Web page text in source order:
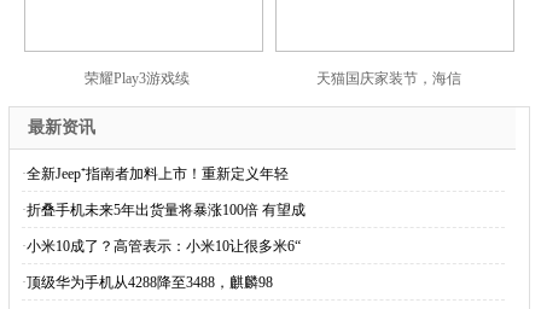
荣耀Play3游戏续 天猫国庆家装节，海信
最新资讯
·全新Jeep⁺指南者加料上市！重新定义年轻
·折叠手机未来5年出货量将暴涨100倍 有望成
·小米10成了？高管表示：小米10让很多米6“
·顶级华为手机从4288降至3488，麒麟98